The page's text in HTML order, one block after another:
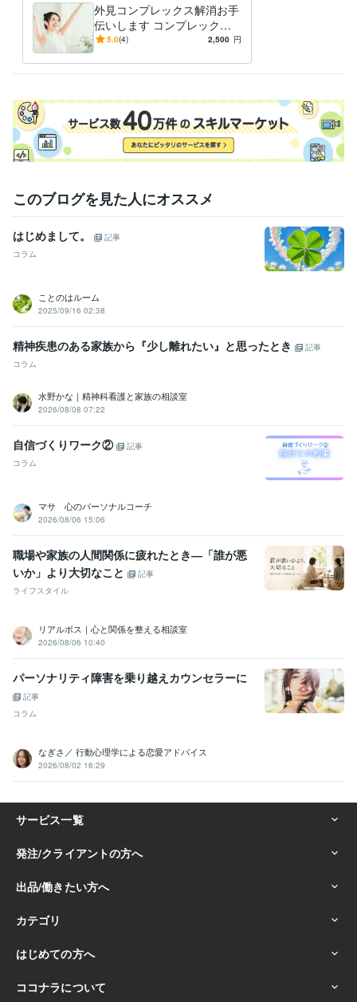
TOEIC 取得年 : 2006年
得意分野
悩み相談・カウンセリング
健康寿命、生活習慣病
学歴
関西外国語大学短期大学部 2004年3月 ~ 2006年2月
外見コンプレックス解消お手
伝いします コンプレックス
にばかり目を向けて苦しむの
5.0(4) 2,500 円
このブログを見た人にオススメ
はじめまして。
記事
コラム
ことのはルーム
2025/09/16 02:38
精神疾患のある家族から『少し離れたい』と思ったとき
記事
コラム
水野かな｜精神科看護と家族の相談室
2026/08/08 07:22
自信づくりワーク②
記事
コラム
マサ 心のパーソナルコーチ
2026/08/06 15:06
職場や家族の人間関係に疲れたとき―「誰が悪
いか」より大切なこと
記事
ライフスタイル
リアルボス｜心と関係を整える相談室
2026/08/06 10:40
パーソナリティ障害を乗り越えカウンセラーに
記事
コラム
なぎさ／ 行動心理学による恋愛アドバイス
2026/08/02 16:29